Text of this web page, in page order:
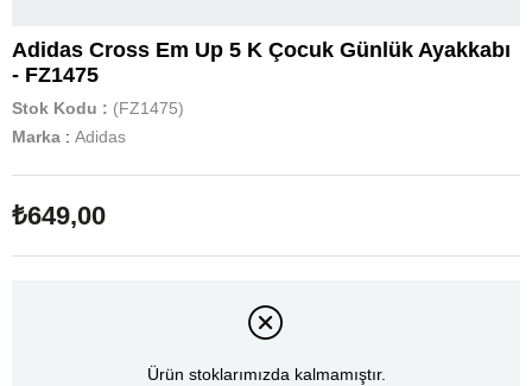
Adidas Cross Em Up 5 K Çocuk Günlük Ayakkabı
- FZ1475
Stok Kodu
(FZ1475)
Marka : Adidas
₺649,00
Ürün stoklarımızda kalmamıştır.